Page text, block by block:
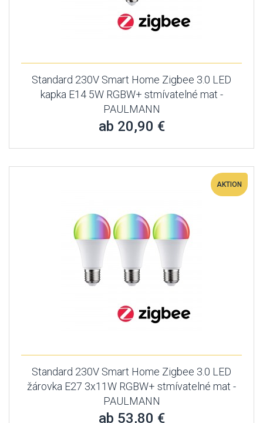
Standard 230V Smart Home Zigbee 3.0 LED
kapka E14 5W RGBW+ stmívatelné mat -
PAULMANN
ab 20,90 €
AKTION
Standard 230V Smart Home Zigbee 3.0 LED
žárovka E27 3x11W RGBW+ stmívatelné mat -
PAULMANN
ab 53,80 €